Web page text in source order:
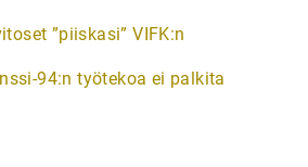
”piiskasi” VIFK:n
94:n työtekoa ei palkita